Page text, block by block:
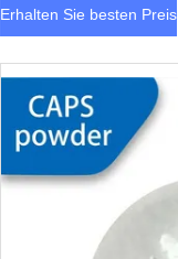
Erhalten Sie besten Preis